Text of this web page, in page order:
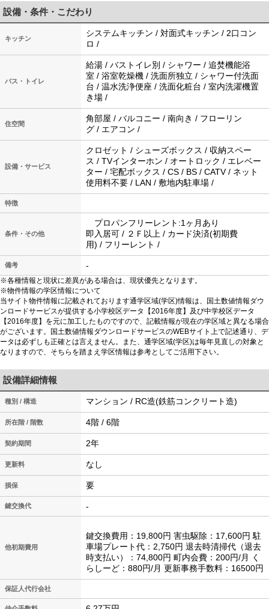
設備・条件・こだわり
キッチン
システムキッチン / 対面式キッチン / 2口コン
ロ /
バス・トイレ
給湯 / バストイレ別 / シャワー / 追焚機能浴
室 / 浴室乾燥機 / 洗面所独立 / シャワー付洗面
台 / 温水洗浄便座 / 洗面化粧台 / 室内洗濯機置
き場 /
住空間
角部屋 / バルコニー / 南向き / フローリン
グ / エアコン /
設備・サービス
クロゼット / シューズボックス / 収納スペー
ス / TVインターホン / オートロック / エレベー
ター / 宅配ボックス / CS / BS / CATV / ネット
使用料不要 / LAN / 敷地内駐車場 /
特徴
条件・その他
プロパンフリーレント:1ヶ月あり
即入居可 / ２Ｆ以上 / カード決済(初期費
用) / フリーレント /
備考 -
※各種情報と現状に差異がある場合は、現状優先となります。
※物件情報の学区情報について
当サイト物件情報に記載されております通学区域(学区)情報は、国土数値情報ダウ
ンロードサービスが提供する小学校区データ【2016年度】及び中学校区データ
【2016年度】を元に加工したものですので、記載情報が現在の学区域と異なる場合
がございます。国土数値情報ダウンロードサービスのWEBサイト上で記述通り、デ
ータは必ずしも正確とは言えません。また、通学区域(学区)は毎年見直しの対象と
なりますので、そちらを踏まえ学区情報は参考としてご活用下さい。
設備詳細情報
種別 / 構造 マンション / RC造(鉄筋コンクリート造)
所在階 / 階数 4階 / 6階
契約期間 2年
更新料 なし
損保 要
鍵交換代 -
他初期費用
鍵交換費用：19,800円 害虫駆除：17,600円 駐
車場プレート代：2,750円 退去時清掃代（退去
時支払い）：74,800円 町内会費：200円/月 く
らしーど：880円/月 更新事務手数料：16500円
保証人代行会社